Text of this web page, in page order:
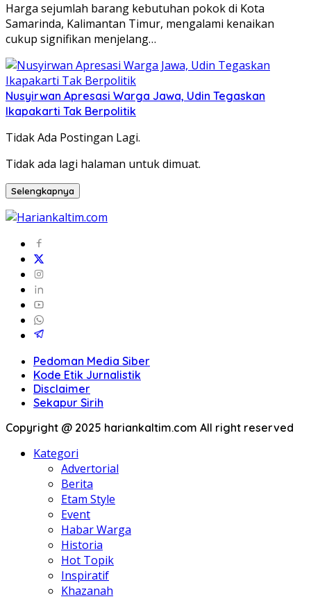
Harga sejumlah barang kebutuhan pokok di Kota
Samarinda, Kalimantan Timur, mengalami kenaikan
cukup signifikan menjelang…
Nusyirwan Apresasi Warga Jawa, Udin Tegaskan
Ikapakarti Tak Berpolitik
Tidak Ada Postingan Lagi.
Tidak ada lagi halaman untuk dimuat.
Selengkapnya
Pedoman Media Siber
Kode Etik Jurnalistik
Disclaimer
Sekapur Sirih
Copyright @ 2025 hariankaltim.com All right reserved
Kategori
Advertorial
Berita
Etam Style
Event
Habar Warga
Historia
Hot Topik
Inspiratif
Khazanah